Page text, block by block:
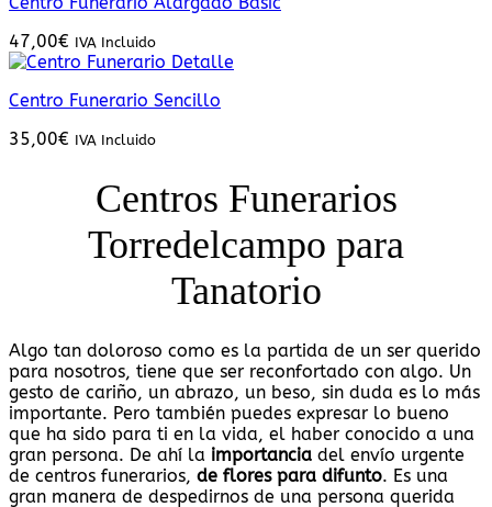
47,00€ IVA Incluido
Centro Funerario Sencillo
35,00€ IVA Incluido
Centros Funerarios
Torredelcampo para
Tanatorio
Algo tan doloroso como es la partida de un ser querido
para nosotros, tiene que ser reconfortado con algo. Un
gesto de cariño, un abrazo, un beso, sin duda es lo más
importante. Pero también puedes expresar lo bueno
que ha sido para ti en la vida, el haber conocido a una
gran persona. De ahí la importancia del envío urgente
de centros funerarios, de flores para difunto. Es una
gran manera de despedirnos de una persona querida